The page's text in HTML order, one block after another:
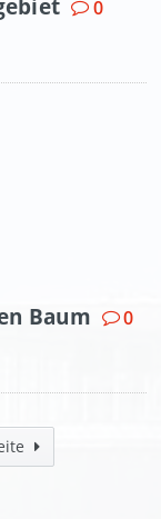
0
Baum 0